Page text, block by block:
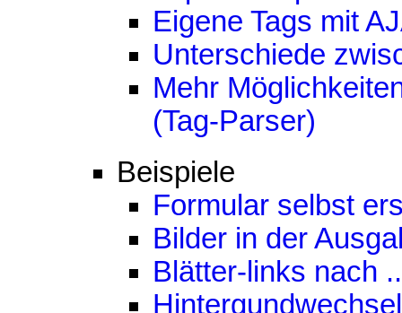
Eigene Tags mit
Unterschiede
Mehr
(Tag-Parser)
Beispiele
Formular selbst
Bilder in der
Blätter-links nach